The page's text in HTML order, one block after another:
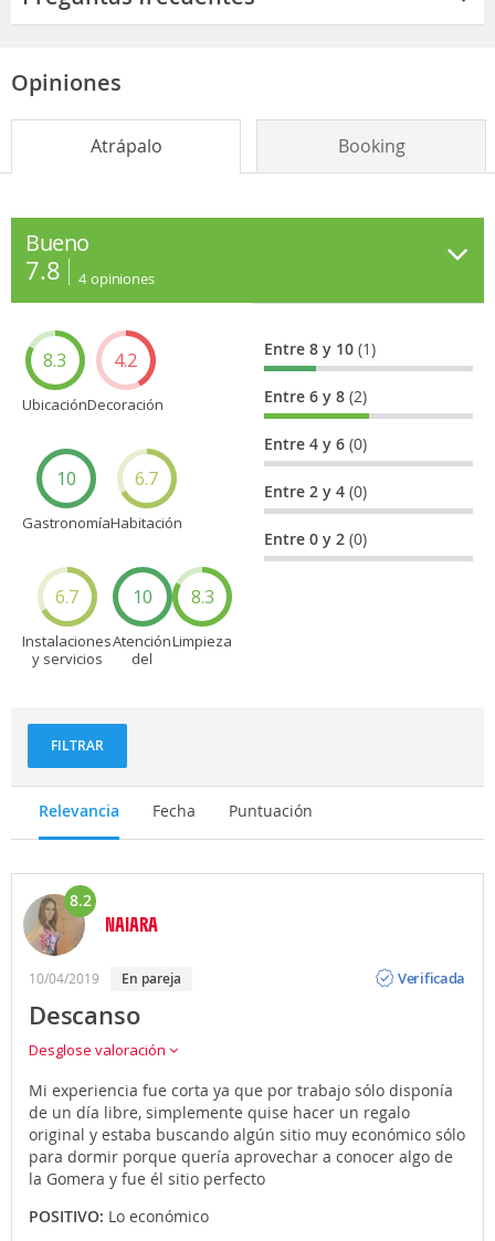
Opiniones
Atrápalo Booking
Bueno
7.8 4 opiniones
8.3
Ubicación
4.2
Decoración
10
Gastronomía
6.7
Habitación
6.7
Instalaciones
y servicios
10
Atención
del
8.3
Limpieza
Entre 8 y 10(1)
Entre 6 y 8(2)
Entre 4 y 6(0)
Entre 2 y 4(0)
Entre 0 y 2(0)
FILTRAR
Relevancia Fecha Puntuación
8.2
NAIARA
10/04/2019 en pareja
Verificada
Descanso
Desglose valoración
Mi experiencia fue corta ya que por trabajo sólo disponía
de un día libre, simplemente quise hacer un regalo
original y estaba buscando algún sitio muy económico sólo
para dormir porque quería aprovechar a conocer algo de
la Gomera y fue él sitio perfecto
POSITIVO: Lo económico